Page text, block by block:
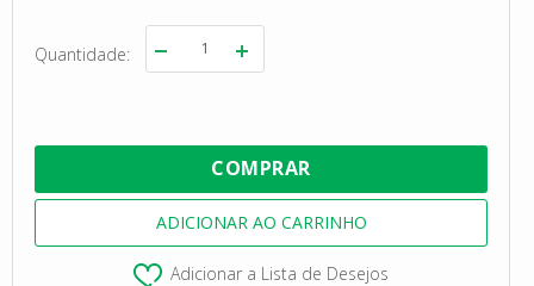
Quantidade
Adicionar a Lista de Desejos